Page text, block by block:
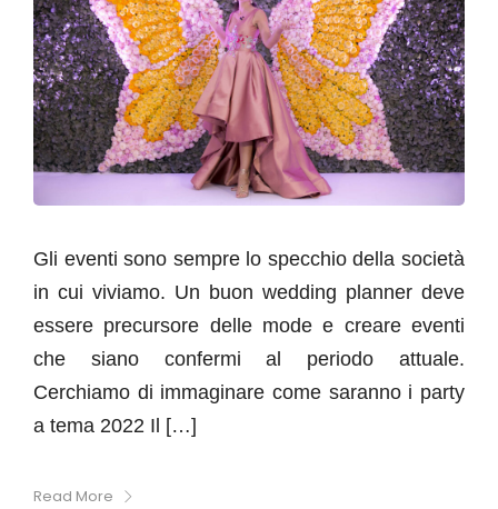
Gli eventi sono sempre lo specchio della società
in cui viviamo. Un buon wedding planner deve
essere precursore delle mode e creare eventi
che siano confermi al periodo attuale.
Cerchiamo di immaginare come saranno i party
a tema 2022 Il […]
Read More